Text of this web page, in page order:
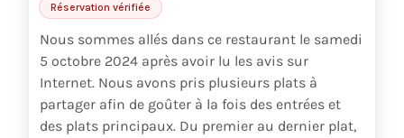
Réservation vérifiée
Nous sommes allés dans ce restaurant le samedi
5 octobre 2024 après avoir lu les avis sur
Internet. Nous avons pris plusieurs plats à
partager afin de goûter à la fois des entrées et
des plats principaux. Du premier au dernier plat,